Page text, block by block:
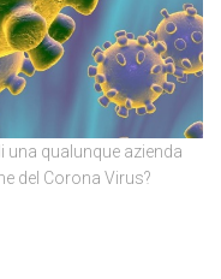
una qualunque azienda
del Corona Virus?